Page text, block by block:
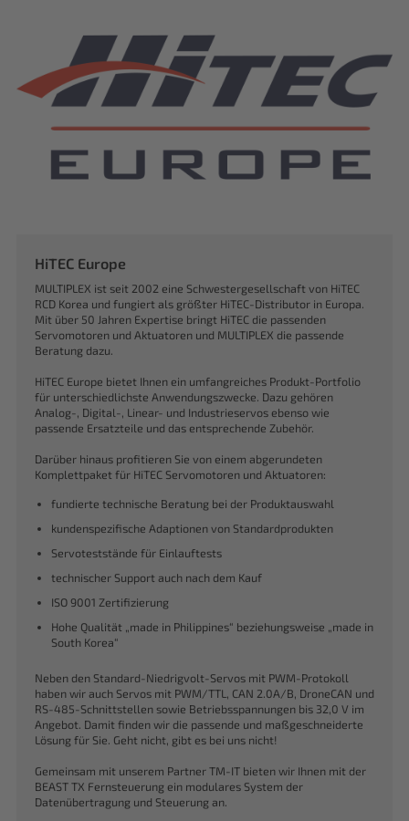
HiTEC Europe
MULTIPLEX ist seit 2002 eine Schwestergesellschaft von HiTEC
RCD Korea und fungiert als größter HiTEC-Distributor in Europa.
Mit über 50 Jahren Expertise bringt HiTEC die passenden
Servomotoren und Aktuatoren und MULTIPLEX die passende
Beratung dazu.
HiTEC Europe bietet Ihnen ein umfangreiches Produkt-Portfolio
für unterschiedlichste Anwendungszwecke. Dazu gehören
Analog-, Digital-, Linear- und Industrieservos ebenso wie
passende Ersatzteile und das entsprechende Zubehör.
Darüber hinaus profitieren Sie von einem abgerundeten
Komplettpaket für HiTEC Servomotoren und Aktuatoren:
fundierte technische Beratung bei der Produktauswahl
kundenspezifische Adaptionen von Standardprodukten
Servoteststände für Einlauftests
technischer Support auch nach dem Kauf
ISO 9001 Zertifizierung
Hohe Qualität „made in Philippines“ beziehungsweise „made in
South Korea“
Neben den Standard-Niedrigvolt-Servos mit PWM-Protokoll
haben wir auch Servos mit PWM/TTL, CAN 2.0A/B, DroneCAN und
RS-485-Schnittstellen sowie Betriebsspannungen bis 32,0 V im
Angebot. Damit finden wir die passende und maßgeschneiderte
Lösung für Sie. Geht nicht, gibt es bei uns nicht!
Gemeinsam mit unserem Partner TM-IT bieten wir Ihnen mit der
BEAST TX Fernsteuerung ein modulares System der
Datenübertragung und Steuerung an.